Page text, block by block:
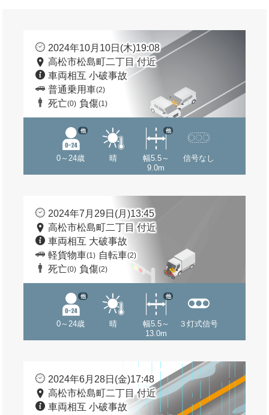
2024年10月10日(木)19:08
高松市松島町二丁目 付近
車両相互 小破事故
普通乗用車(2)
死亡(0) 負傷(1)
0～24歳
他
晴
幅5.5～
9.0m
他
信号なし
2024年7月29日(月)13:45
高松市松島町二丁目 付近
車両相互 大破事故
軽貨物車(1) 自転車(2)
死亡(0) 負傷(2)
0～24歳
他
晴
幅5.5～
13.0m
他
３灯式信号
2024年6月28日(金)17:48
高松市松島町二丁目 付近
車両相互 小破事故